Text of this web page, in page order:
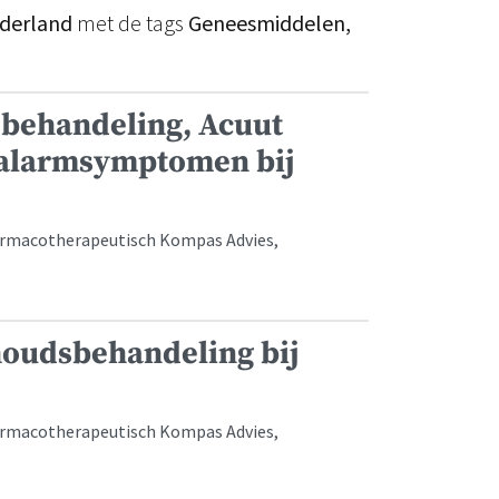
met de tags Geneesmiddelen,
Acuut
bij
Kompas Advies,
bij
Kompas Advies,